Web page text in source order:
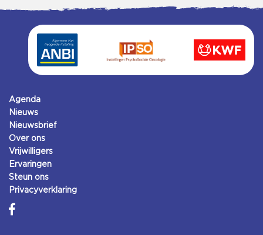
Agenda
Nieuws
Nieuwsbrief
Over ons
Vrijwilligers
Ervaringen
Steun ons
Privacyverklaring